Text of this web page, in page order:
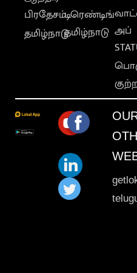
பிரதேசம்
தமிழ்நாடு
டிரெண்டிங்
தமிழ்நாடு அப்